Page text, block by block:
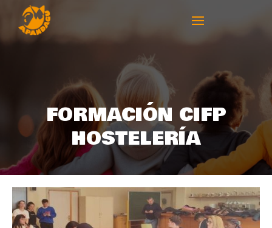
FORMACIÓN CIFP
HOSTELERÍA